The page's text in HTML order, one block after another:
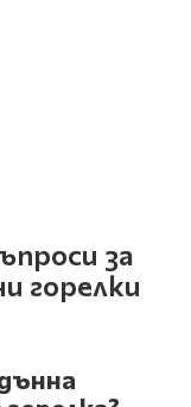
за
горелки